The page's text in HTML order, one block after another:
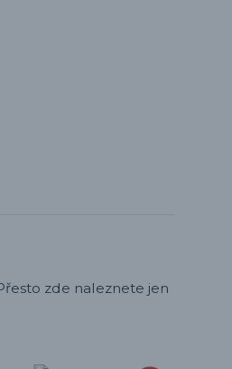
zde naleznete jen